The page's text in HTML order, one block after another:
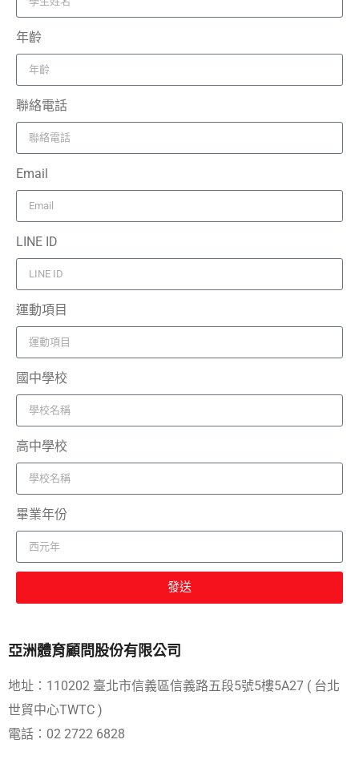
年齡
聯絡電話
Email
LINE ID
運動項目
國中學校
高中學校
畢業年份
發送
亞洲體育顧問股份有限公司
地址：110202 臺北市信義區信義路五段5號5樓5A27 ( 台北
世貿中心TWTC )
電話：02 2722 6828